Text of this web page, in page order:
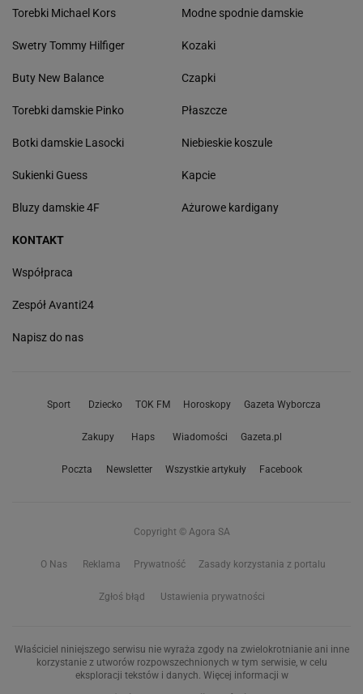
Torebki Michael Kors
Swetry Tommy Hilfiger
Buty New Balance
Torebki damskie Pinko
Botki damskie Lasocki
Sukienki Guess
Bluzy damskie 4F
Modne spodnie damskie
Kozaki
Czapki
Płaszcze
Niebieskie koszule
Kapcie
Ażurowe kardigany
KONTAKT
Współpraca
Zespół Avanti24
Napisz do nas
Sport Dziecko TOK FM Horoskopy Gazeta Wyborcza
Zakupy Haps Wiadomości Gazeta.pl
Poczta Newsletter Wszystkie artykuły Facebook
Copyright © Agora SA
O Nas Reklama Prywatność Zasady korzystania z portalu
Zgłoś błąd Ustawienia prywatności
Właściciel niniejszego serwisu nie wyraża zgody na zwielokrotnianie ani inne
korzystanie z utworów rozpowszechnionych w tym serwisie, w celu
eksploracji tekstów i danych. Więcej informacji w